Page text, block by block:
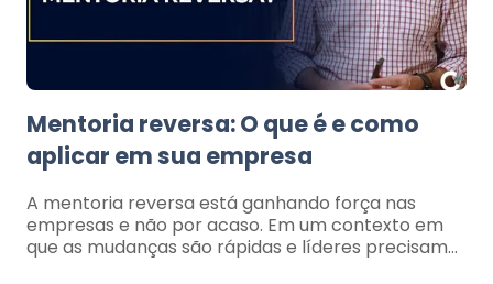
Mentoria reversa: O que é e como
aplicar em sua empresa
A mentoria reversa está ganhando força nas
empresas e não por acaso. Em um contexto em
que as mudanças são rápidas e líderes precisam…